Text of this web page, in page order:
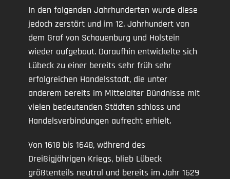
In den folgenden Jahrhunderten wurde diese
jedoch zerstört und im 12. Jahrhundert von
dem Graf von Schauenburg und Holstein
wieder aufgebaut. Daraufhin entwickelte sich
Lübeck zu einer bereits sehr früh sehr
erfolgreichen Handelsstadt, die unter
anderem bereits im Mittelalter Bündnisse mit
vielen bedeutenden Städten schloss und
Handelsverbindungen aufrecht erhielt.
Von 1618 bis 1648, während des
Dreißigjährigen Kriegs, blieb Lübeck
größtenteils neutral und bereits im Jahr 1629